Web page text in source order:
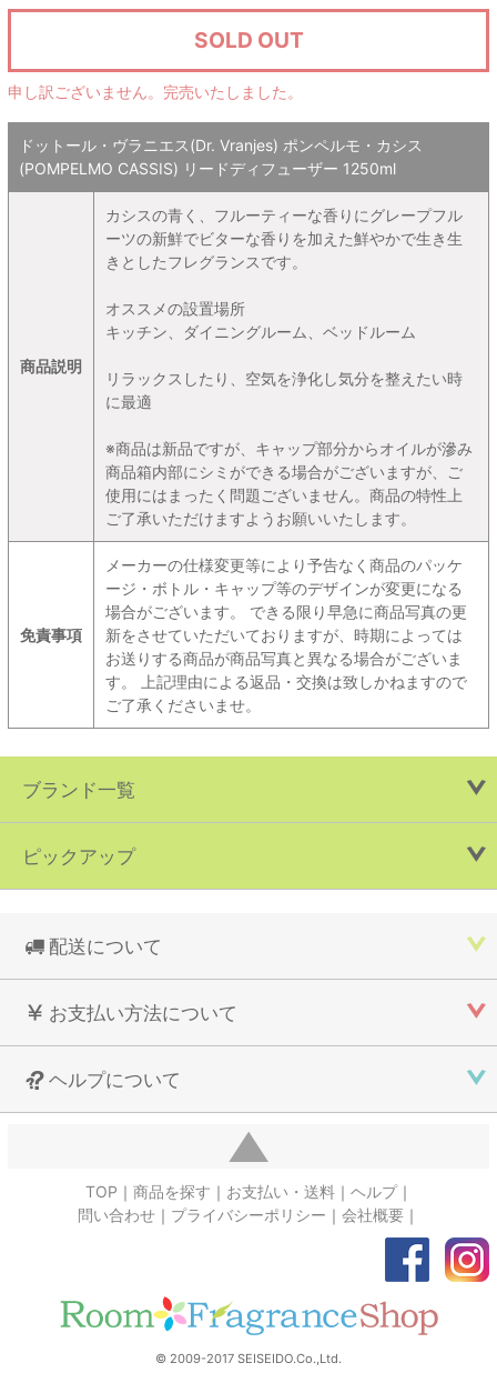
SOLD OUT
申し訳ございません。完売いたしました。
ドットール・ヴラニエス(Dr. Vranjes) ポンペルモ・カシス
(POMPELMO CASSIS) リードディフューザー 1250ml
商品説明
カシスの青く、フルーティーな香りにグレープフル
ーツの新鮮でビターな香りを加えた鮮やかで生き生
きとしたフレグランスです。
オススメの設置場所
キッチン、ダイニングルーム、ベッドルーム
リラックスしたり、空気を浄化し気分を整えたい時
に最適
※商品は新品ですが、キャップ部分からオイルが滲み
商品箱内部にシミができる場合がございますが、ご
使用にはまったく問題ございません。商品の特性上
ご了承いただけますようお願いいたします。
免責事項
メーカーの仕様変更等により予告なく商品のパッケ
ージ・ボトル・キャップ等のデザインが変更になる
場合がございます。 できる限り早急に商品写真の更
新をさせていただいておりますが、時期によっては
お送りする商品が商品写真と異なる場合がございま
す。 上記理由による返品・交換は致しかねますので
ご了承くださいませ。
ブランド一覧
ピックアップ
配送について
お支払い方法について
ヘルプについて
TOP 商品を探す お支払い・送料
ヘルプ
問い合わせ
プライバシーポリシー 会社概要
© 2009-2017 SEISEIDO.Co.,Ltd.